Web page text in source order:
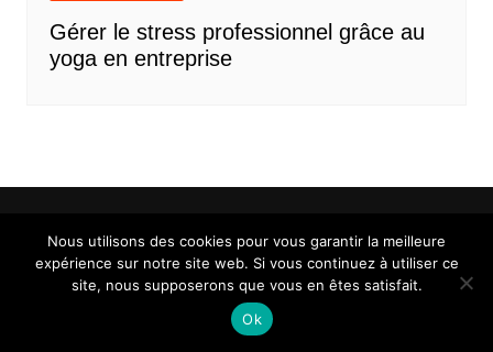
Gérer le stress professionnel grâce au
yoga en entreprise
Mentions légales Contact
Nous utilisons des cookies pour vous garantir la meilleure
expérience sur notre site web. Si vous continuez à utiliser ce
site, nous supposerons que vous en êtes satisfait.
Ok